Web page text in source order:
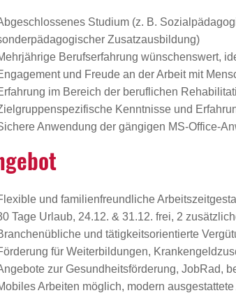
Studium (z. B.
Zusatzausbildung)
Berufserfahrung wünschenswert,
und Freude an der Arbeit mit
im Bereich der beruflichen
Kenntnisse und
Anwendung der gängigen MS-Office-
und familienfreundliche
Tage Urlaub, 24.12. & 31.12. frei, 2
und tätigkeitsorientierte
für Weiterbildungen,
zur Gesundheitsförderung, JobRad,
Arbeiten möglich, modern